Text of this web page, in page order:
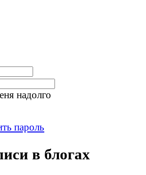
надолго
пароль
в блогах